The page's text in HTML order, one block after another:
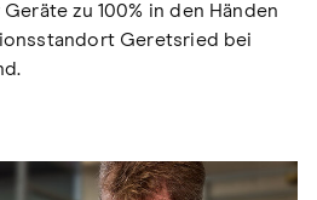
zu 100% in den Händen
Geretsried bei